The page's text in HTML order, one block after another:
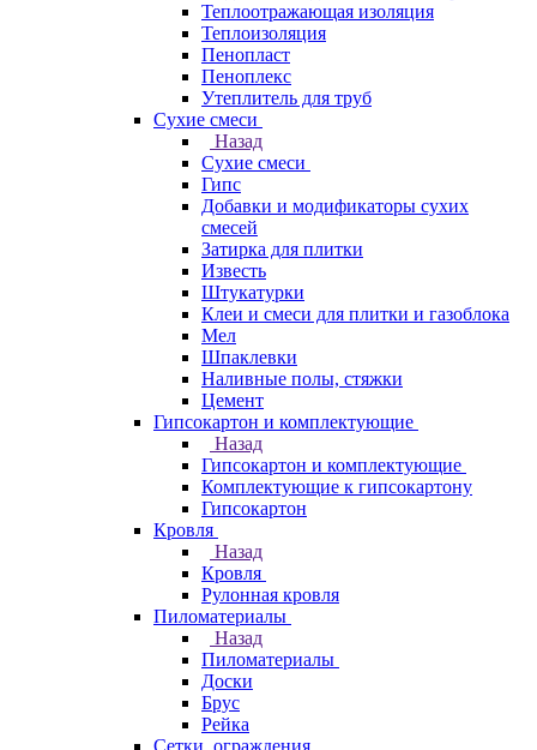
Теплоотражающая изоляция
Теплоизоляция
Пенопласт
Пеноплекс
Утеплитель для труб
Сухие смеси
Назад
Сухие смеси
Гипс
Добавки и модификаторы сухих
смесей
Затирка для плитки
Известь
Штукатурки
Клеи и смеси для плитки и газоблока
Мел
Шпаклевки
Наливные полы, стяжки
Цемент
Гипсокартон и комплектующие
Назад
Гипсокартон и комплектующие
Комплектующие к гипсокартону
Гипсокартон
Кровля
Назад
Кровля
Рулонная кровля
Пиломатериалы
Назад
Пиломатериалы
Доски
Брус
Рейка
Сетки, ограждения